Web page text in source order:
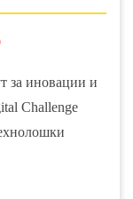
за иновации и
Challenge